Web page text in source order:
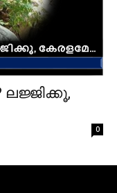
ലജ്ജിക്കൂ,
0